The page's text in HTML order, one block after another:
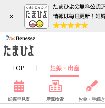
×
TOP 妊娠・出産
妊娠早見表 産院検索 お金・手続き